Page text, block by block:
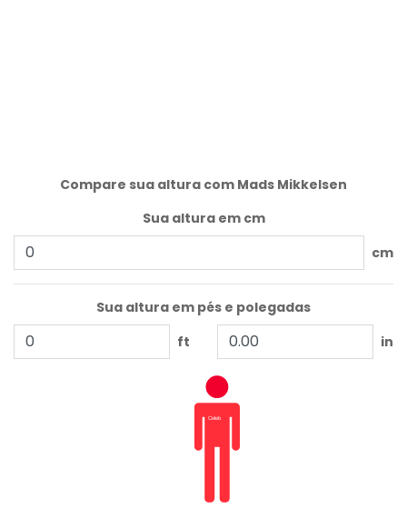
Compare sua altura com Mads Mikkelsen
Sua altura em cm
cm
Sua altura em pés e polegadas
ft
in